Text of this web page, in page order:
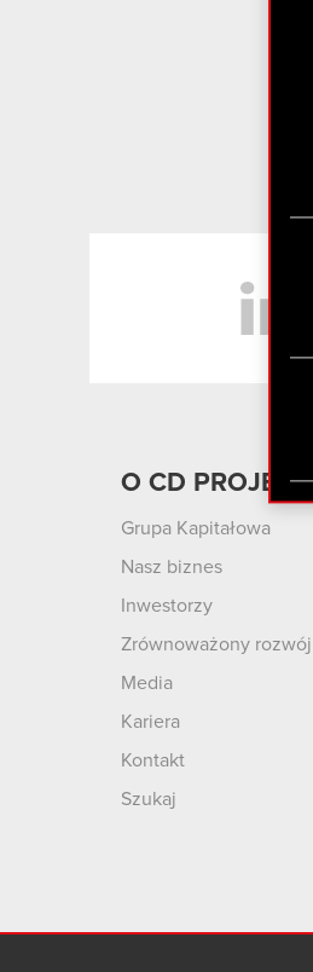
O CD PROJEKT
Grupa Kapitałowa
Nasz biznes
Inwestorzy
Zrównoważony rozwój
Media
Kariera
Kontakt
Szukaj